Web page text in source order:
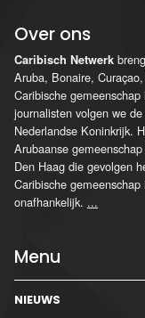
Over ons
Caribisch Netwerk
Aruba, Bonaire,
Caribische
journalisten volgen we
Nederlandse Koninkrijk.
Arubaanse
Den Haag die gevolgen
Caribische
onafhankelijk. ...
Menu
NIEUWS